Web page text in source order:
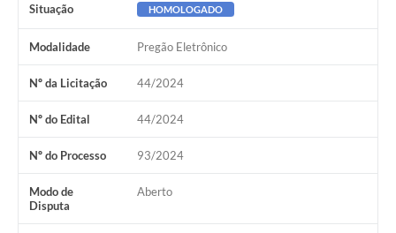
Situação HOMOLOGADO
Modalidade Pregão Eletrônico
Nº da Licitação 44/2024
Nº do Edital 44/2024
Nº do Processo 93/2024
Modo de
Disputa
Aberto